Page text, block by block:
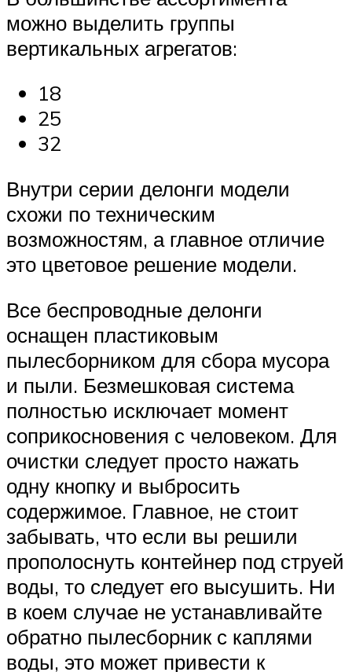
можно выделить группы
вертикальных агрегатов:
18
25
32
Внутри серии делонги модели
схожи по техническим
возможностям, а главное отличие
это цветовое решение модели.
Все беспроводные делонги
оснащен пластиковым
пылесборником для сбора мусора
и пыли. Безмешковая система
полностью исключает момент
соприкосновения с человеком. Для
очистки следует просто нажать
одну кнопку и выбросить
содержимое. Главное, не стоит
забывать, что если вы решили
прополоснуть контейнер под струей
воды, то следует его высушить. Ни
в коем случае не устанавливайте
обратно пылесборник с каплями
воды, это может привести к